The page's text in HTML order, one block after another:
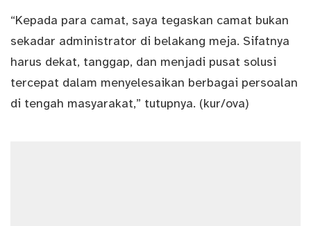
“Kepada para camat, saya tegaskan camat bukan
sekadar administrator di belakang meja. Sifatnya
harus dekat, tanggap, dan menjadi pusat solusi
tercepat dalam menyelesaikan berbagai persoalan
di tengah masyarakat,” tutupnya. (kur/ova)